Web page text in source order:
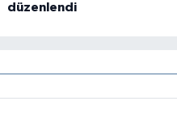
düzenlendi